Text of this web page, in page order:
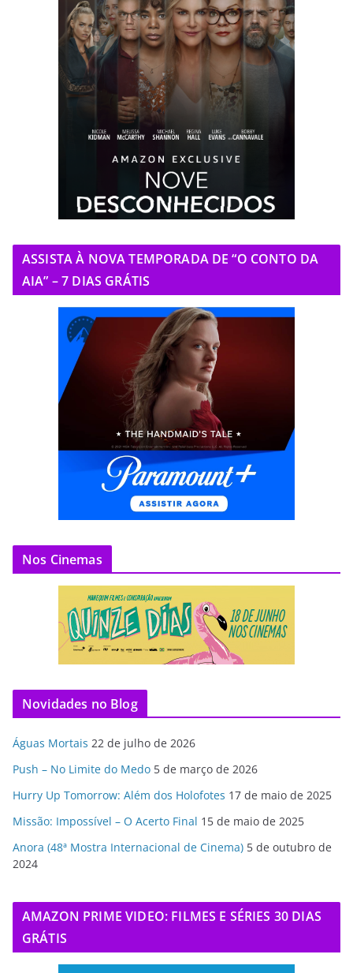
ASSISTA À NOVA TEMPORADA DE “O CONTO DA
AIA” – 7 DIAS GRÁTIS
Nos Cinemas
Novidades no Blog
Águas Mortais 22 de julho de 2026
Push – No Limite do Medo 5 de março de 2026
Hurry Up Tomorrow: Além dos Holofotes 17 de maio de 2025
Missão: Impossível – O Acerto Final 15 de maio de 2025
Anora (48ª Mostra Internacional de Cinema) 5 de outubro de
2024
AMAZON PRIME VIDEO: FILMES E SÉRIES 30 DIAS
GRÁTIS